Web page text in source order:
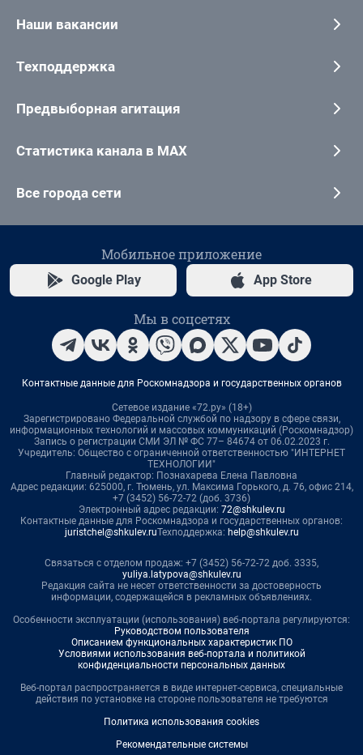
Наши вакансии
Техподдержка
Предвыборная агитация
Статистика канала в MAX
Все города сети
Мобильное приложение
Google Play App Store
Мы в соцсетях
Контактные данные для Роскомнадзора и государственных органов
Сетевое издание «72.ру» (18+)
Зарегистрировано Федеральной службой по надзору в сфере связи,
информационных технологий и массовых коммуникаций (Роскомнадзор)
Запись о регистрации СМИ ЭЛ № ФС 77– 84674 от 06.02.2023 г.
Учредитель: Общество с ограниченной ответственностью "ИНТЕРНЕТ
ТЕХНОЛОГИИ"
Главный редактор: Познахарева Елена Павловна
Адрес редакции: 625000, г. Тюмень, ул. Максима Горького, д. 76, офис 214,
+7 (3452) 56-72-72 (доб. 3736)
Электронный адрес редакции: 72@shkulev.ru
Контактные данные для Роскомнадзора и государственных органов:
juristchel@shkulev.ruТехподдержка: help@shkulev.ru
Связаться с отделом продаж: +7 (3452) 56-72-72 доб. 3335,
yuliya.latypova@shkulev.ru
Редакция сайта не несет ответственности за достоверность
информации, содержащейся в рекламных объявлениях.
Особенности эксплуатации (использования) веб-портала регулируются:
Руководством пользователя
Описанием функциональных характеристик ПО
Условиями использования веб-портала и политикой
конфиденциальности персональных данных
Веб-портал распространяется в виде интернет-сервиса, специальные
действия по установке на стороне пользователя не требуются
Политика использования cookies
Рекомендательные системы